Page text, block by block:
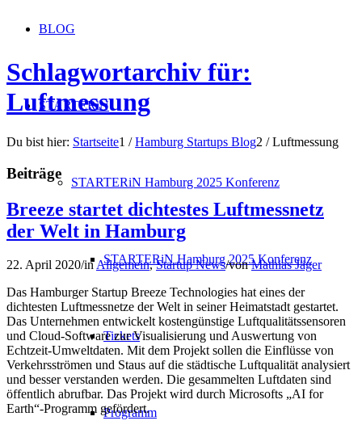
BLOG
STARTERiN
STARTERiN Hamburg 2025 Konferenz
STARTERiN Hamburg 2025 Konferenz
Tickets
Programm
Schlagwortarchiv für:
Luftmessung
Du bist hier: Startseite1 / Hamburg Startups Blog2 / Luftmessung
Beiträge
Breeze startet dichtestes Luftmessnetz
der Welt in Hamburg
22. April 2020/inAllgemein,Startup News/vonMathias Jäger
Das Hamburger Startup Breeze Technologies hat eines der
dichtesten Luftmessnetze der Welt in seiner Heimatstadt gestartet.
Das Unternehmen entwickelt kostengünstige Luftqualitätssensoren
und Cloud-Software zur Visualisierung und Auswertung von
Echtzeit-Umweltdaten. Mit dem Projekt sollen die Einflüsse von
Verkehrsströmen und Staus auf die städtische Luftqualität analysiert
und besser verstanden werden. Die gesammelten Luftdaten sind
öffentlich abrufbar. Das Projekt wird durch Microsofts „AI for
Earth“-Programm gefördert.